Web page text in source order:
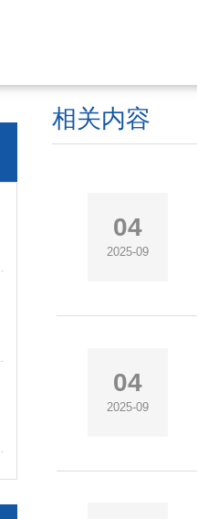
相关内容
04
2025-09
04
2025-09